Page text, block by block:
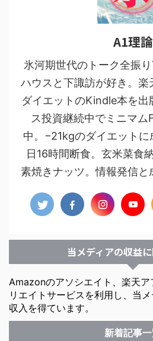
A1理論
氷河期世代のトーク全振
ハウスと下諏訪が好き。楽
ダイエットのKindle本を出
ス投資継続中でミニマム
中。−21kgのダイエットに
日16時間断食。玄米菜食
素焼きナッツ。情報発信と
当メディアの収益
Amazonのアソシエイト、楽天ア
リエイトサービスを利用し、当
収入を得ています。
新着記事